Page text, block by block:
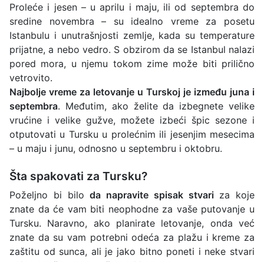
Proleće i jesen – u aprilu i maju, ili od septembra do
sredine novembra – su idealno vreme za posetu
Istanbulu i unutrašnjosti zemlje, kada su temperature
prijatne, a nebo vedro. S obzirom da se Istanbul nalazi
pored mora, u njemu tokom zime može biti prilično
vetrovito.
Najbolje vreme za letovanje u Turskoj je između juna i
septembra. Međutim, ako želite da izbegnete velike
vrućine i velike gužve, možete izbeći špic sezone i
otputovati u Tursku u prolećnim ili jesenjim mesecima
– u maju i junu, odnosno u septembru i oktobru.
Šta spakovati za Tursku?
Poželjno bi biloda napravite spisak stvariza koje
znate da će vam biti neophodne za vaše putovanje u
Tursku. Naravno, ako planirate letovanje, onda već
znate da su vam potrebni odeća za plažu i kreme za
zaštitu od sunca, ali je jako bitno poneti i neke stvari